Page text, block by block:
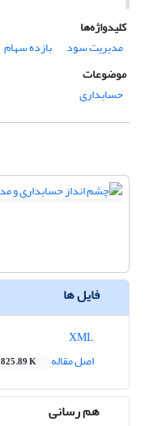
کلیدواژه‌ها
مدیریت سود
بازده سهام
موضوعات
حسابداری
فایل ها
اصل مقاله
825.89 K
هم رسانی